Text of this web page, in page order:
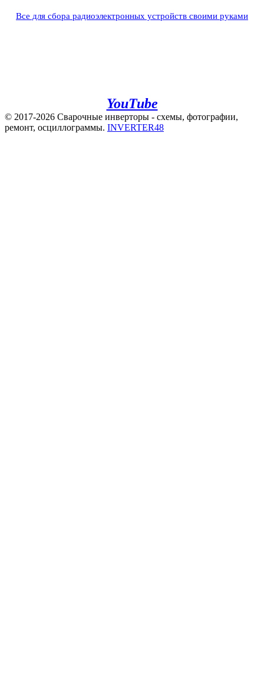
Все для сбора радиоэлектронных устройств своими руками
YouTube
© 2017-2026 Сварочные инверторы - схемы, фотографии,
ремонт, осциллограммы. INVERTER48